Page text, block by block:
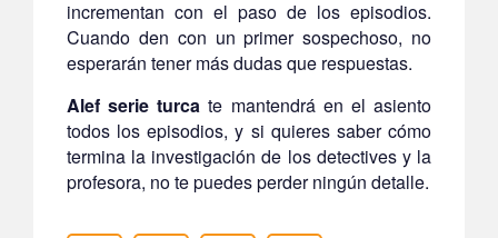
incrementan con el paso de los episodios.
Cuando den con un primer sospechoso, no
esperarán tener más dudas que respuestas.
Alef serie turcate mantendrá en el asiento
todos los episodios, y si quieres saber cómo
termina la investigación de los detectives y la
profesora, no te puedes perder ningún detalle.